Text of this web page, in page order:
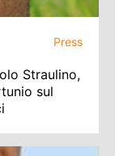
Press
Straulino,
sul